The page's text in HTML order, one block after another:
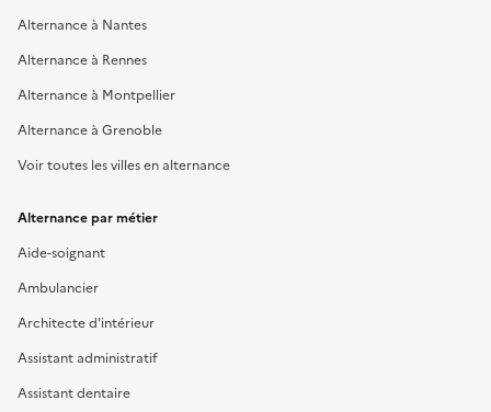
Alternance à Nantes
Alternance à Rennes
Alternance à Montpellier
Alternance à Grenoble
Voir toutes les villes en alternance
Alternance par métier
Aide-soignant
Ambulancier
Architecte d'intérieur
Assistant administratif
Assistant dentaire